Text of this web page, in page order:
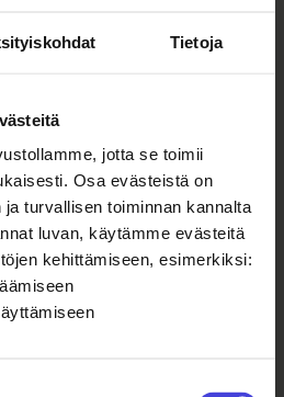
Tietoja
jotta se toimii
Osa evästeistä on
turvallisen toiminnan kannalta
luvan, käytämme evästeitä
kehittämiseen, esimerkiksi:
lisää